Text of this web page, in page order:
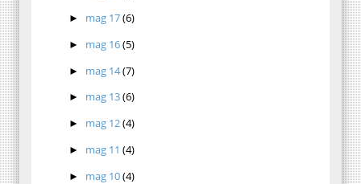
► mag 17(6)
► mag 16(5)
► mag 14(7)
► mag 13(6)
► mag 12(4)
► mag 11(4)
► mag 10(4)